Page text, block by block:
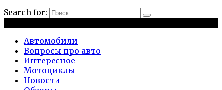
Search for:
Автомобили
Вопросы про авто
Интересное
Мотоциклы
Новости